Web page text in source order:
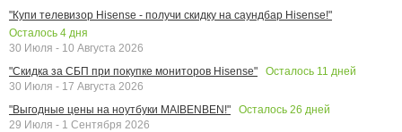
"Купи телевизор Hisense - получи скидку на саундбар Hisense!"
Осталось 4 дня
30 Июля - 10 Августа 2026
"Скидка за СБП при покупке мониторов Hisense"
Осталось 11 дней
30 Июля - 17 Августа 2026
"Выгодные цены на ноутбуки MAIBENBEN!"
Осталось 26 дней
29 Июля - 1 Сентября 2026